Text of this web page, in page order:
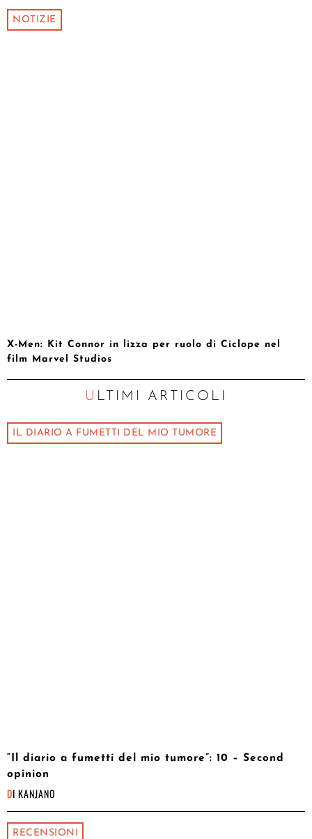
NOTIZIE
X-Men: Kit Connor in lizza per ruolo di Ciclope nel
film Marvel Studios
ULTIMI ARTICOLI
IL DIARIO A FUMETTI DEL MIO TUMORE
“Il diario a fumetti del mio tumore”: 10 – Second
opinion
DI KANJANO
RECENSIONI